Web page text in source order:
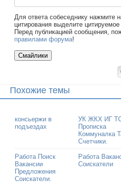
Для ответа собеседнику нажмите
цитирования выделите
Перед публикацией сообщения,
правилами форума!
Похожие темы
консьержи в
подъездах
УК ЖКХ ИГ
Прописка
Коммуналка
Счетчики.
Работа Поиск
Вакансии
Предложения
Соискатели.
Работа
Соискатели